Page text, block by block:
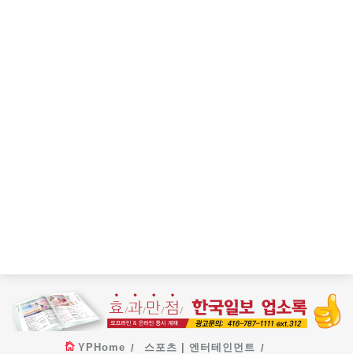
YPHome 스포츠 | 엔터테인먼트